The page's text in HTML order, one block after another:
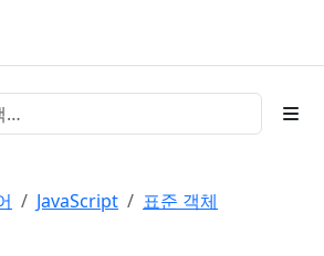
JavaScript
표준 객체